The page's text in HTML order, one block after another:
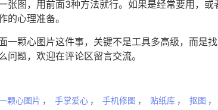
张图，用前面3种方法就行。如果是经常要用，
的心理准备。
一颗心图片这件事，关键不是工具多高级，而是
问题，欢迎在评论区留言交流。
颗心图片 ， 手掌爱心 ， 手机修图 ， 贴纸库 ， 抠图 ，